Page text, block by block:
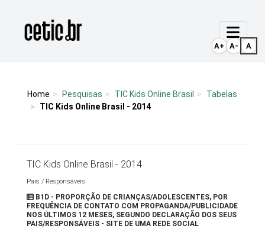
Página inicial
Home Pesquisas TIC Kids Online Brasil
Tabelas
TIC Kids Online Brasil - 2014
TIC Kids Online Brasil - 2014
Pais / Responsáveis
B1D - PROPORÇÃO DE CRIANÇAS/ADOLESCENTES, POR
FREQUÊNCIA DE CONTATO COM PROPAGANDA/PUBLICIDADE
NOS ÚLTIMOS 12 MESES, SEGUNDO DECLARAÇÃO DOS SEUS
PAIS/RESPONSÁVEIS - SITE DE UMA REDE SOCIAL
A+ A- A